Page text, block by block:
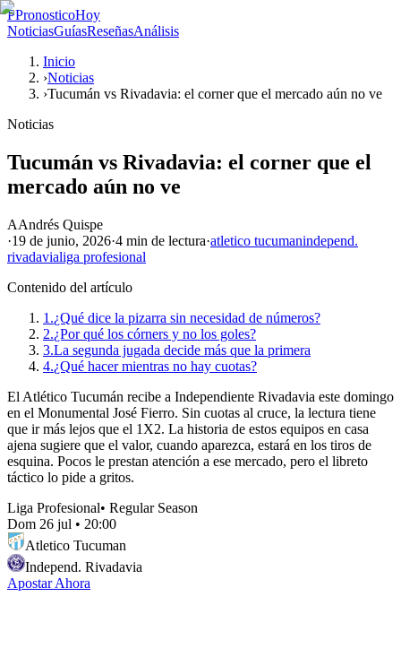
PPronosticoHoy
NoticiasGuíasReseñasAnálisis
Inicio
›Noticias
›Tucumán vs Rivadavia: el corner que el mercado aún no ve
Noticias
Tucumán vs Rivadavia: el corner que el
mercado aún no ve
AAndrés Quispe
·19 de junio, 2026·4 min de lectura·atletico tucumanindepend.
rivadavialiga profesional
Contenido del artículo
1.¿Qué dice la pizarra sin necesidad de números?
2.¿Por qué los córners y no los goles?
3.La segunda jugada decide más que la primera
4.¿Qué hacer mientras no hay cuotas?
El Atlético Tucumán recibe a Independiente Rivadavia este domingo
en el Monumental José Fierro. Sin cuotas al cruce, la lectura tiene
que ir más lejos que el 1X2. La historia de estos equipos en casa
ajena sugiere que el valor, cuando aparezca, estará en los tiros de
esquina. Pocos le prestan atención a ese mercado, pero el libreto
táctico lo pide a gritos.
Liga Profesional• Regular Season
Dom 26 jul • 20:00
Atletico Tucuman
Independ. Rivadavia
Apostar Ahora